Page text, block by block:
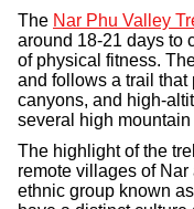
The Nar Phu Valley
around 18-21 days to
of physical fitness.
and follows a trail that
canyons, and high-
several high mountain
The highlight of the
remote villages of
ethnic group known